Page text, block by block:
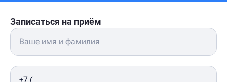
Записаться на приём